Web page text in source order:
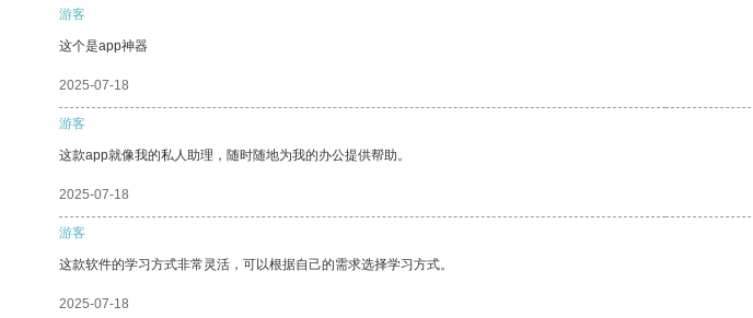
游客
这个是app神器
2025-07-18
游客
这款app就像我的私人助理，随时随地为我的办公提供帮助。
2025-07-18
游客
这款软件的学习方式非常灵活，可以根据自己的需求选择学习方式。
2025-07-18